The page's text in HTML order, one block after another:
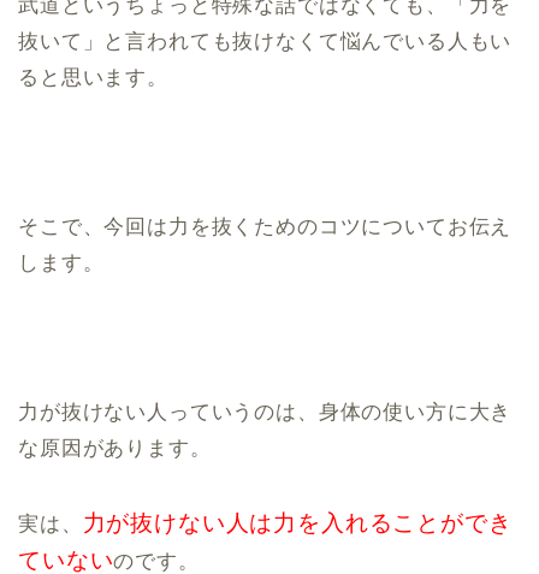
武道というちょっと特殊な話ではなくても、「力を
抜いて」と言われても抜けなくて悩んでいる人もい
ると思います。
そこで、今回は力を抜くためのコツについてお伝え
します。
力が抜けない人っていうのは、身体の使い方に大き
な原因があります。
実は、 力が抜けない人は力を入れることができ
ていないのです。